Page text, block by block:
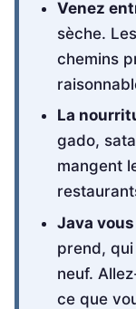
Venez
sèche.
chemins
La
gado,
mangent
Java
prend,
neuf.
ce que